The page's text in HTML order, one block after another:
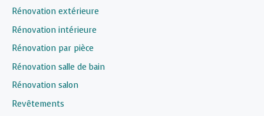
Rénovation extérieure
Rénovation intérieure
Rénovation par pièce
Rénovation salle de bain
Rénovation salon
Revêtements